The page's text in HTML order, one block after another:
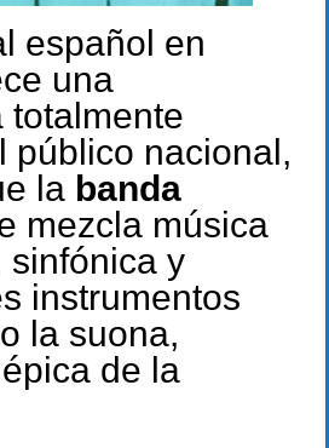
español en
una
totalmente
público nacional,
la banda
mezcla música
sinfónica y
instrumentos
la suona,
de la